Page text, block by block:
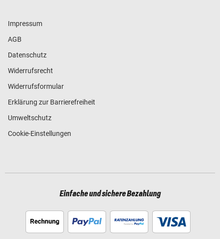
Impressum
AGB
Datenschutz
Widerrufsrecht
Widerrufsformular
Erklärung zur Barrierefreiheit
Umweltschutz
Cookie-Einstellungen
Einfache und sichere Bezahlung